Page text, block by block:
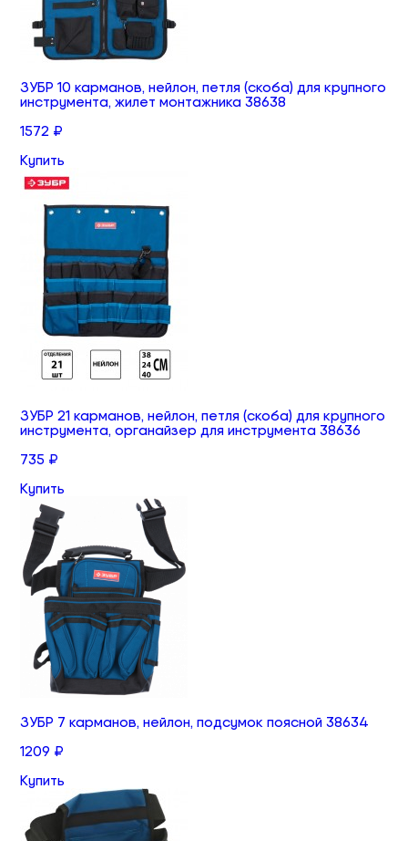
ЗУБР 10 карманов, нейлон, петля (скоба) для крупного
инструмента, жилет монтажника 38638
1572 ₽
Купить
ЗУБР 21 карманов, нейлон, петля (скоба) для крупного
инструмента, органайзер для инструмента 38636
735 ₽
Купить
ЗУБР 7 карманов, нейлон, подсумок поясной 38634
1209 ₽
Купить